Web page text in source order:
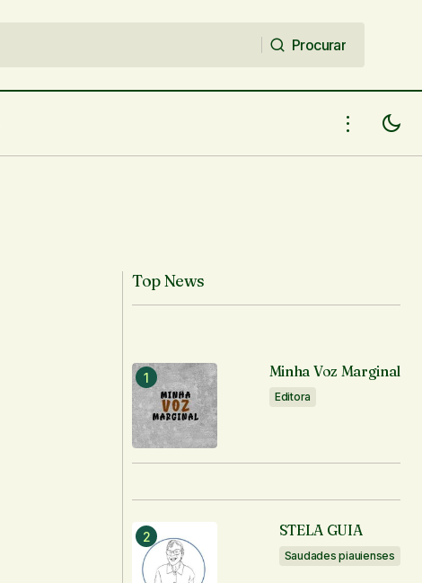
Procurar
Top News
Minha Voz Marginal
Editora
STELA GUIA
Saudades piauienses